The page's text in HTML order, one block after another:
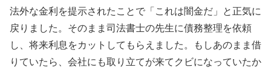
法外な金利を提示されたことで「これは闇金だ」と正気に
戻りました。そのまま司法書士の先生に債務整理を依頼
し、将来利息をカットしてもらえました。もしあのまま借
りていたら、会社にも取り立てが来てクビになっていたか